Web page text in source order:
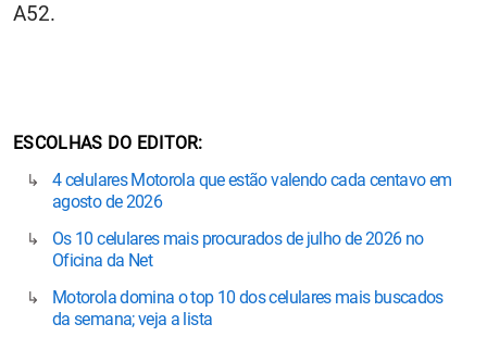
A52.
ESCOLHAS DO EDITOR
4 celulares Motorola que estão valendo cada centavo em
agosto de 2026
Os 10 celulares mais procurados de julho de 2026 no
Oficina da Net
Motorola domina o top 10 dos celulares mais buscados
da semana; veja a lista